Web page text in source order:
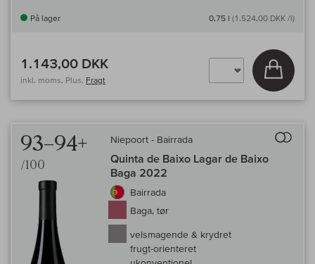
På lager 0,75 l (1.524,00 DKK /l)
1.143,00 DKK
inkl. moms, Plus. Fragt
Læg i
93–94+
/100
Niepoort - Bairrada
Quinta de Baixo Lagar de Baixo
Baga 2022
Bairrada
Baga, tør
velsmagende & krydret
frugt-orienteret